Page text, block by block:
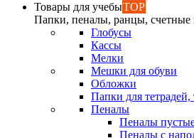
Товары для учебыTOP
Папки, пеналы, ранцы, счетные
Глобусы
Кассы
Мелки
Мешки для обуви
Обложки
Папки для тетрадей,
Пеналы
Пеналы
Пеналы с